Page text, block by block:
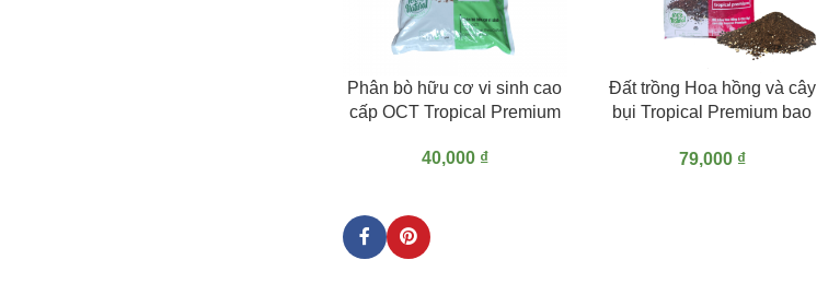
THÊM VÀO GIỎ HÀNG
Phân bò hữu cơ vi sinh cao
cấp OCT Tropical Premium
40,000 ₫
THÊM VÀO GIỎ HÀNG
Đất trồng Hoa hồng và cây
bụi Tropical Premium bao
79,000 ₫